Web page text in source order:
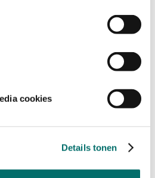
cookies
Details tonen
Beste Chefs en